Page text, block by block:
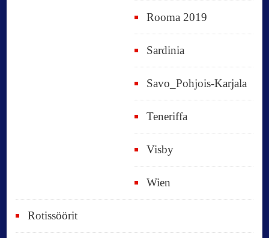
Rooma 2019
Sardinia
Savo_Pohjois-Karjala
Teneriffa
Visby
Wien
Rotissöörit